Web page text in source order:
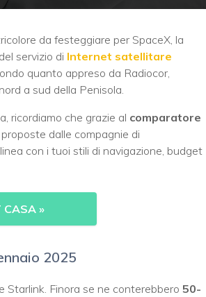
da festeggiare per SpaceX, la
servizio di Internet satellitare
quanto appreso da Radiocor,
a sud della Penisola.
ricordiamo che grazie al comparatore
proposte dalle compagnie di
con i tuoi stili di navigazione, budget
CASA »
2025
Starlink. Finora se ne conterebbero 50-